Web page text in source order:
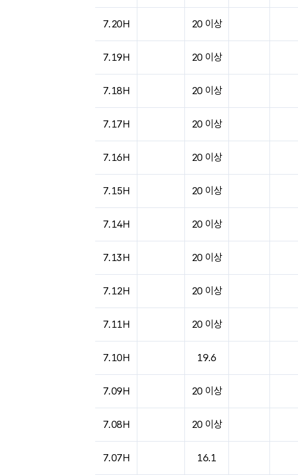
7.20H 20 이상
7.19H 20 이상
7.18H 20 이상
7.17H 20 이상
7.16H 20 이상
7.15H 20 이상
7.14H 20 이상
7.13H 20 이상
7.12H 20 이상
7.11H 20 이상
7.10H 19.6
7.09H 20 이상
7.08H 20 이상
7.07H 16.1